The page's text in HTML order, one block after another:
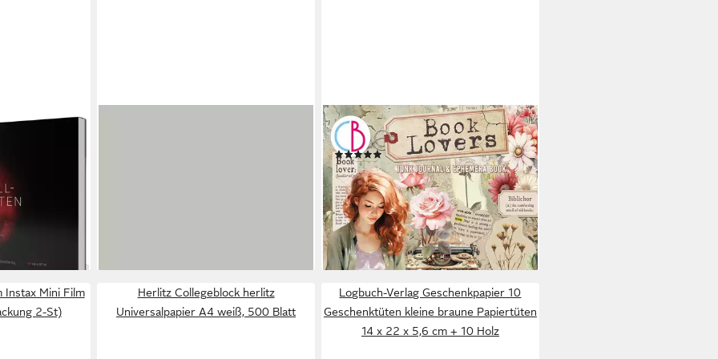
Postkarten
– 25
grobes
CIAO BELLA
Motivpapier Book Lovers, 16 Blatt
(3)
14,49 €
lieferbar - in 4-5 Werktagen bei dir
Instax Mini Film
2-St)
Herlitz Collegeblock herlitz
Universalpapier A4 weiß, 500 Blatt
Logbuch-Verlag Geschenkpapier 10
Geschenktüten kleine braune Papiertüten
14 x 22 x 5,6 cm + 10 Holz